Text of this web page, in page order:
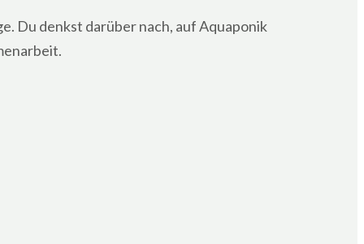
Du denkst darüber nach, auf Aquaponik